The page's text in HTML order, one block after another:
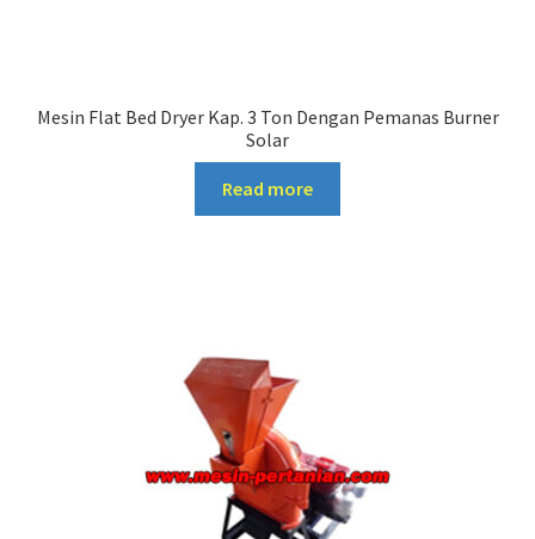
Mesin Flat Bed Dryer Kap. 3 Ton Dengan Pemanas Burner
Solar
Read more